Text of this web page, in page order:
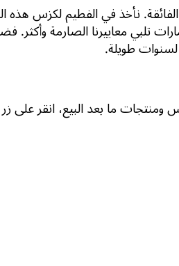
الفائقة. نأخذ في الفطيم لكزس
تلبي معاييرنا الصارمة
طويلة.
ما بعد البيع، انقر على